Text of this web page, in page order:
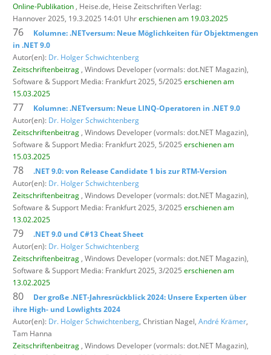
Online-Publikation , Heise.de, Heise Zeitschriften Verlag:
Hannover 2025, 19.3.2025 14:01 Uhrerschienen am 19.03.2025
76
Kolumne: .NETversum: Neue Möglichkeiten für Objektmengen
in .NET 9.0
Autor(en): Dr. Holger Schwichtenberg
Zeitschriftenbeitrag , Windows Developer (vormals: dot.NET Magazin),
Software & Support Media: Frankfurt 2025, 5/2025 erschienen am
15.03.2025
77
Kolumne: .NETversum: Neue LINQ-Operatoren in .NET 9.0
Autor(en): Dr. Holger Schwichtenberg
Zeitschriftenbeitrag , Windows Developer (vormals: dot.NET Magazin),
Software & Support Media: Frankfurt 2025, 5/2025 erschienen am
15.03.2025
78
.NET 9.0: von Release Candidate 1 bis zur RTM-Version
Autor(en): Dr. Holger Schwichtenberg
Zeitschriftenbeitrag , Windows Developer (vormals: dot.NET Magazin),
Software & Support Media: Frankfurt 2025, 3/2025 erschienen am
13.02.2025
79
.NET 9.0 und C#13 Cheat Sheet
Autor(en): Dr. Holger Schwichtenberg
Zeitschriftenbeitrag , Windows Developer (vormals: dot.NET Magazin),
Software & Support Media: Frankfurt 2025, 3/2025 erschienen am
13.02.2025
80
Der große .NET-Jahresrückblick 2024: Unsere Experten über
ihre High- und Lowlights 2024
Autor(en): Dr. Holger Schwichtenberg, Christian Nagel, André Krämer,
Tam Hanna
Zeitschriftenbeitrag , Windows Developer (vormals: dot.NET Magazin),